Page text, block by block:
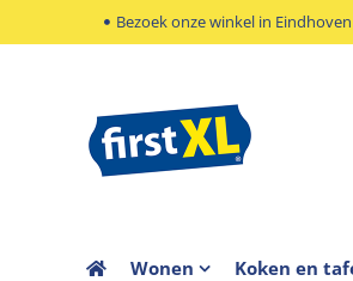
naar
Bezoek onze winkel in Eindhoven
Wonen Koken en